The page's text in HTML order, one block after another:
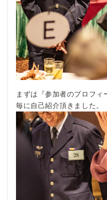
まずは『参加者のプロフ
毎に自己紹介頂きました。